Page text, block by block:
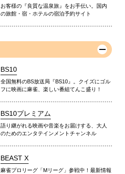
お客様の『良質な温泉旅』をお手伝い。国内
の旅館・宿・ホテルの宿泊予約サイト
BS10
全国無料のBS放送局『BS10』。クイズにゴル
フに映画に麻雀、楽しい番組てんこ盛り！
BS10プレミアム
語り継がれる映画や音楽をお届けする、大人
のためのエンタテインメントチャンネル
BEAST X
麻雀プロリーグ「Mリーグ」参戦中！最新情報